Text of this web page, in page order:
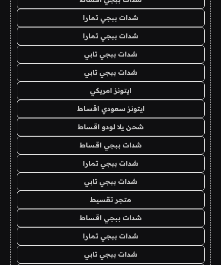
شدات ببجي تمارا
شدات ببجي تمارا
شدات ببجي تابي
شدات ببجي تابي
ايتونز امريكي
ايتونز سعودي اقساط
شحن يلا لودو اقساط
شدات ببجي اقساط
شدات ببجي تمارا
شدات ببجي تابي
متجر تقسيط
شدات ببجي اقساط
شدات ببجي تمارا
شدات ببجي تابي